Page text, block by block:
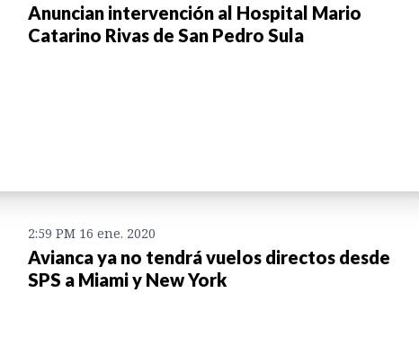
Anuncian intervención al Hospital Mario
Catarino Rivas de San Pedro Sula
2:59 PM 16 ene. 2020
Avianca ya no tendrá vuelos directos desde
SPS a Miami y New York